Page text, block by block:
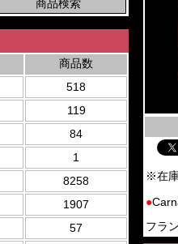
商品数
518
119
84
1
8258
1907
57
※在
●
フラ